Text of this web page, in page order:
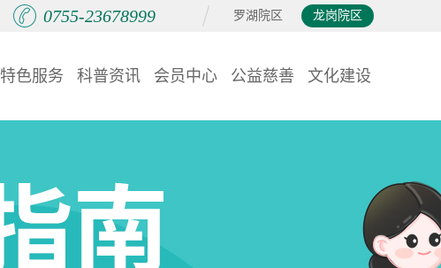
罗湖院区 龙岗院区
0755-23678999
特色服务 科普资讯 会员中心 公益慈善 文化建设